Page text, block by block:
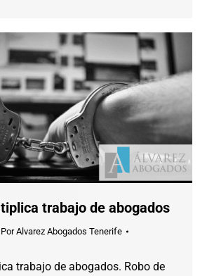
trabajo de abogados
PorAlvarez Abogados Tenerife
trabajo de abogados. Robo de